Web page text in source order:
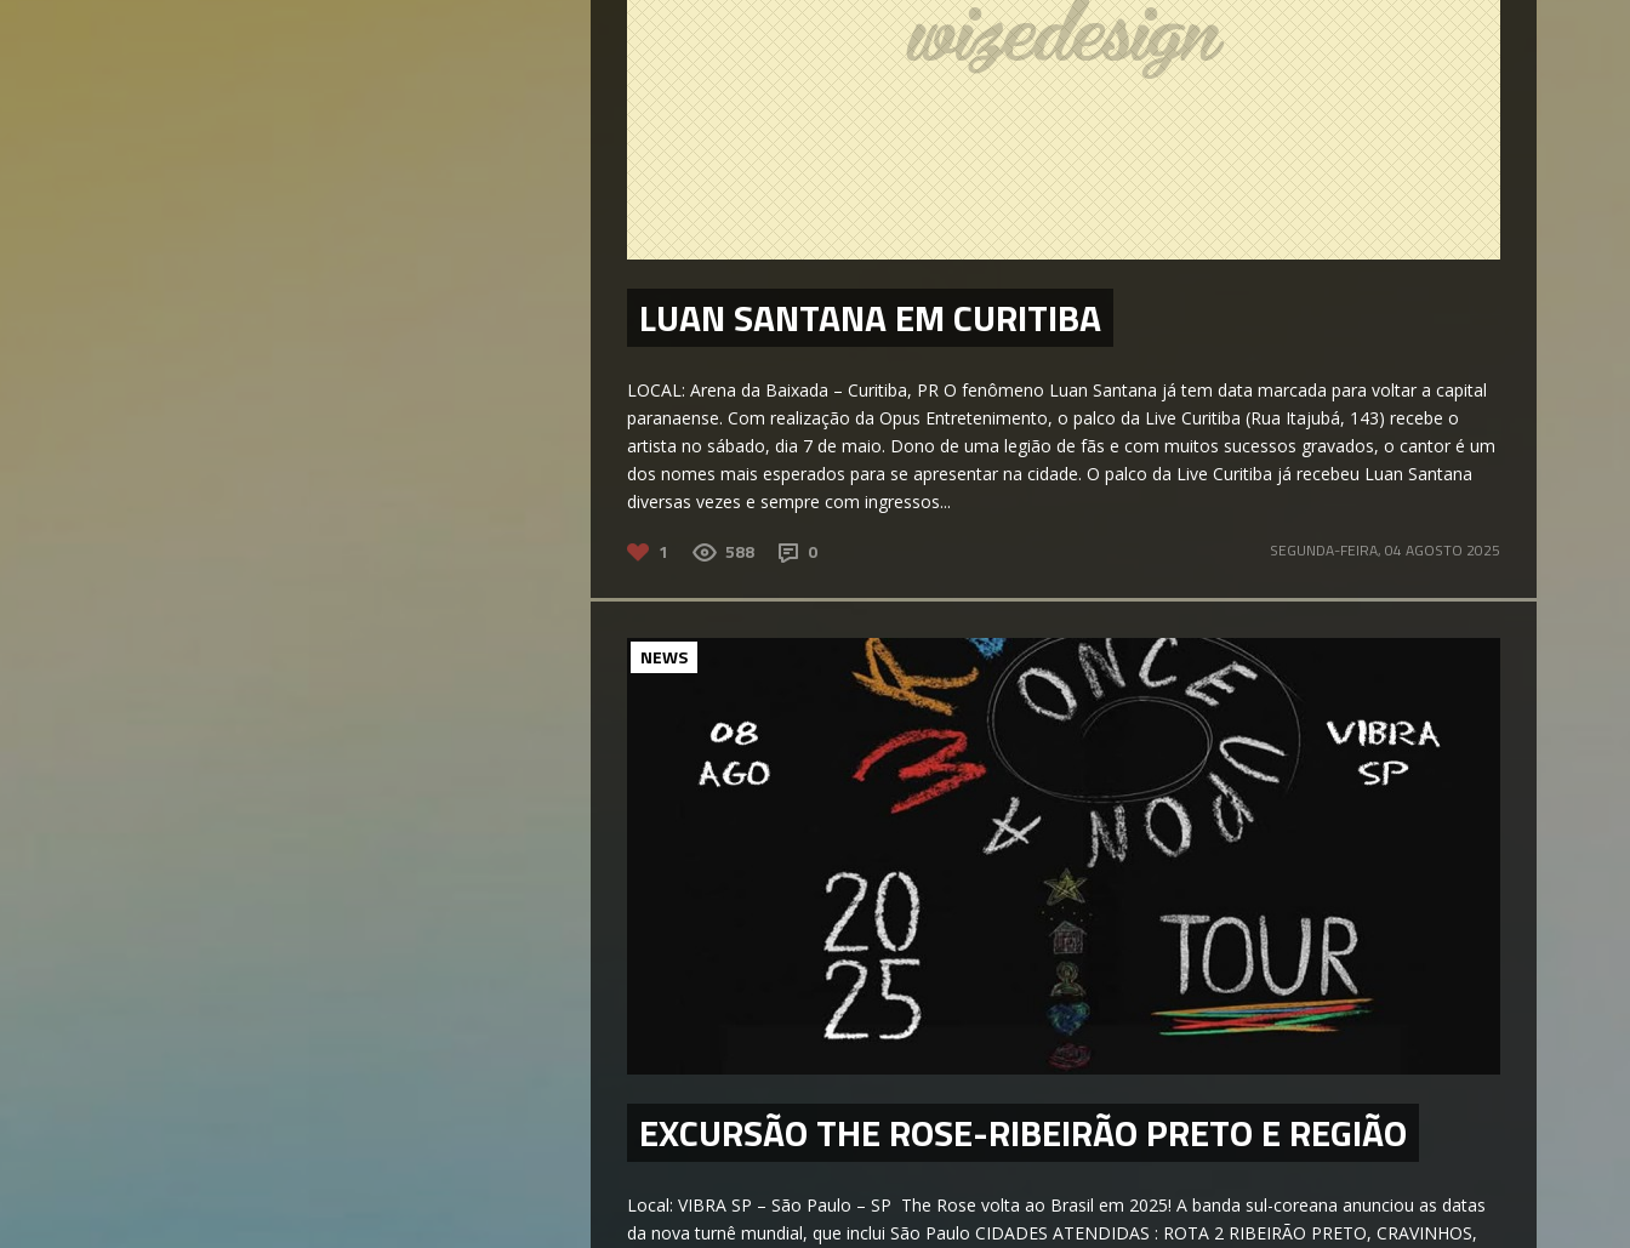
LUAN SANTANA EM CURITIBA
LOCAL: Arena da Baixada – Curitiba, PR O fenômeno Luan Santana já tem data marcada para voltar a capital
paranaense. Com realização da Opus Entretenimento, o palco da Live Curitiba (Rua Itajubá, 143) recebe o
artista no sábado, dia 7 de maio. Dono de uma legião de fãs e com muitos sucessos gravados, o cantor é um
dos nomes mais esperados para se apresentar na cidade. O palco da Live Curitiba já recebeu Luan Santana
diversas vezes e sempre com ingressos...
1 588 0 SEGUNDA-FEIRA, 04 AGOSTO 2025
NEWS
EXCURSÃO THE ROSE-RIBEIRÃO PRETO E REGIÃO
Local: VIBRA SP – São Paulo – SP The Rose volta ao Brasil em 2025! A banda sul-coreana anunciou as datas
da nova turnê mundial, que inclui São Paulo CIDADES ATENDIDAS : ROTA 2 RIBEIRÃO PRETO, CRAVINHOS,